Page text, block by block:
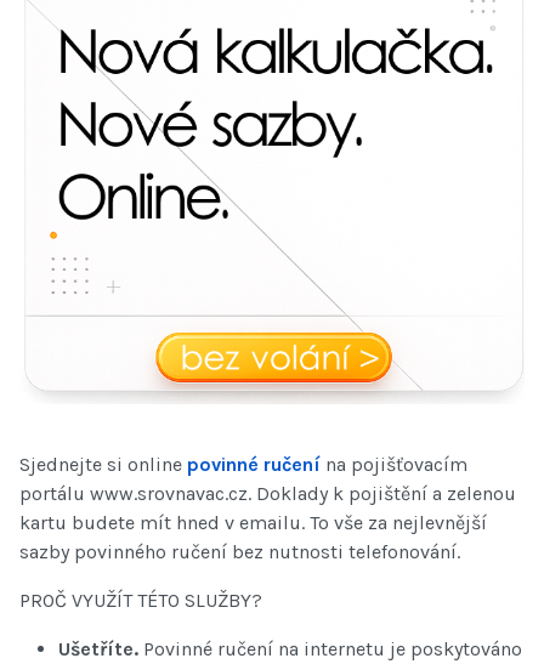
Sjednejte si online povinné ručení na pojišťovacím
portálu www.srovnavac.cz. Doklady k pojištění a zelenou
kartu budete mít hned v emailu. To vše za nejlevnější
sazby povinného ručení bez nutnosti telefonování.
PROČ VYUŽÍT TÉTO SLUŽBY?
Ušetříte. Povinné ručení na internetu je poskytováno